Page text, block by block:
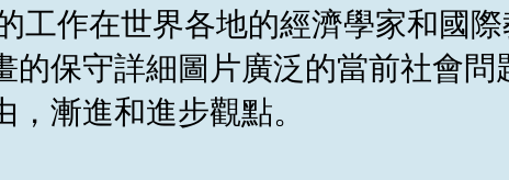
工作在世界各地的經濟學家和國際
的保守詳細圖片廣泛的當前社會問
，漸進和進步觀點。